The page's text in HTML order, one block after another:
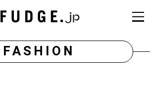
FASHION